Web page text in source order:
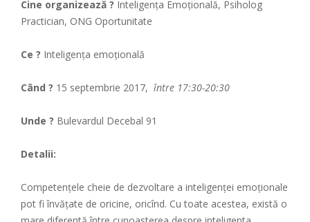
Cine organizează ? Inteligenţa Emoţională, Psiholog
Practician, ONG Oportunitate
Ce ? Inteligența emoțională
Când ? 15 septembrie 2017, între 17:30-20:30
Unde ? Bulevardul Decebal 91
Detalii:
Competențele cheie de dezvoltare a inteligenței emoționale
pot fi învățate de oricine, oricînd. Cu toate acestea, există o